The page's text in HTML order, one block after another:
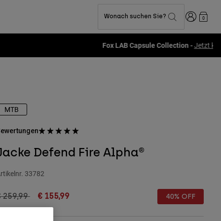
Wonach suchen Sie? Anmelden
0
MTB
Defend Fire Alpha®
33782
reduced from
259,99to€ 155,99 40% OFF